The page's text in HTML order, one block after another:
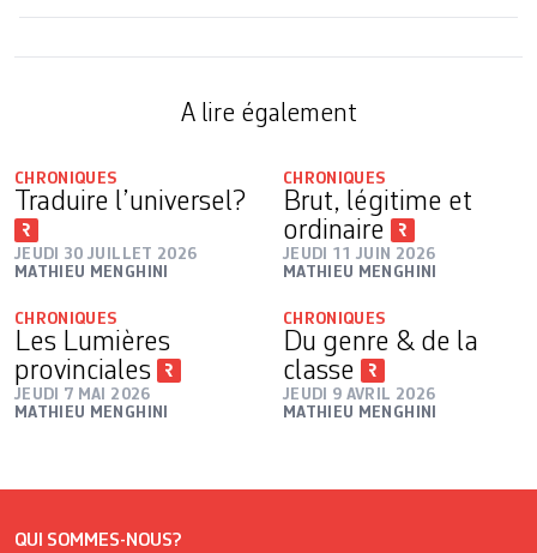
A lire également
CHRONIQUES
Traduire l’universel?
JEUDI 30 JUILLET 2026
MATHIEU MENGHINI
CHRONIQUES
Brut, légitime et
ordinaire
JEUDI 11 JUIN 2026
MATHIEU MENGHINI
CHRONIQUES
Les Lumières
provinciales
JEUDI 7 MAI 2026
MATHIEU MENGHINI
CHRONIQUES
Du genre & de la
classe
JEUDI 9 AVRIL 2026
MATHIEU MENGHINI
QUI SOMMES-NOUS?